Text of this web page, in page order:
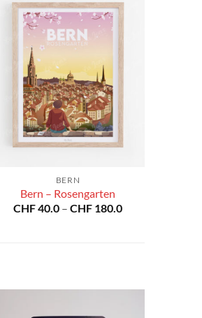
BERN
Bern – Rosengarten
CHF40.0 – CHF 180.0Preisspanne: